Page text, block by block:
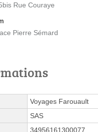
Rue Couraye
Pierre Sémard
Voyages Farouault
SAS
34956161300077